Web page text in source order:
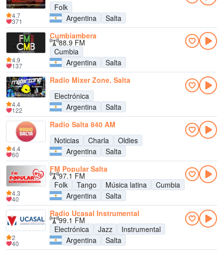
Folk
Argentina
Salta
4.7
371
Cumbiambera
88.9 FM
Cumbia
Argentina
Salta
4.9
137
Radio Mixer Zone, Salta
Electrónica
Argentina
Salta
4.4
122
Radio Salta 840 AM
Noticias
Charla
Oldies
Argentina
Salta
4.4
60
FM Popular Salta
97.1 FM
Folk
Tango Música latina
Cumbia
Argentina
Salta
4.3
40
Radio Ucasal Instrumental
99.1 FM
Electrónica
Jazz
Instrumental
Argentina
Salta
2
40